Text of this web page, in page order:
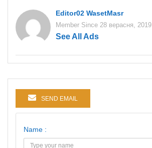
Editor02 WasetMasr
Member Since 28 верасня, 2019
See All Ads
SEND EMAIL
Name :